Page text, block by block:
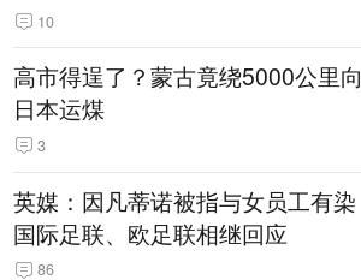
10
高市得逞了？蒙古竟绕5000公里向
日本运煤
3
英媒：因凡蒂诺被指与女员工有染
国际足联、欧足联相继回应
86